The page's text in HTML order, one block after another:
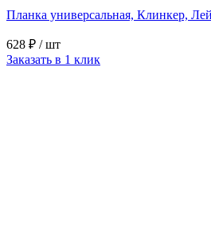
Планка универсальная, Клинкер,
628 ₽ / шт
Заказать в 1 клик